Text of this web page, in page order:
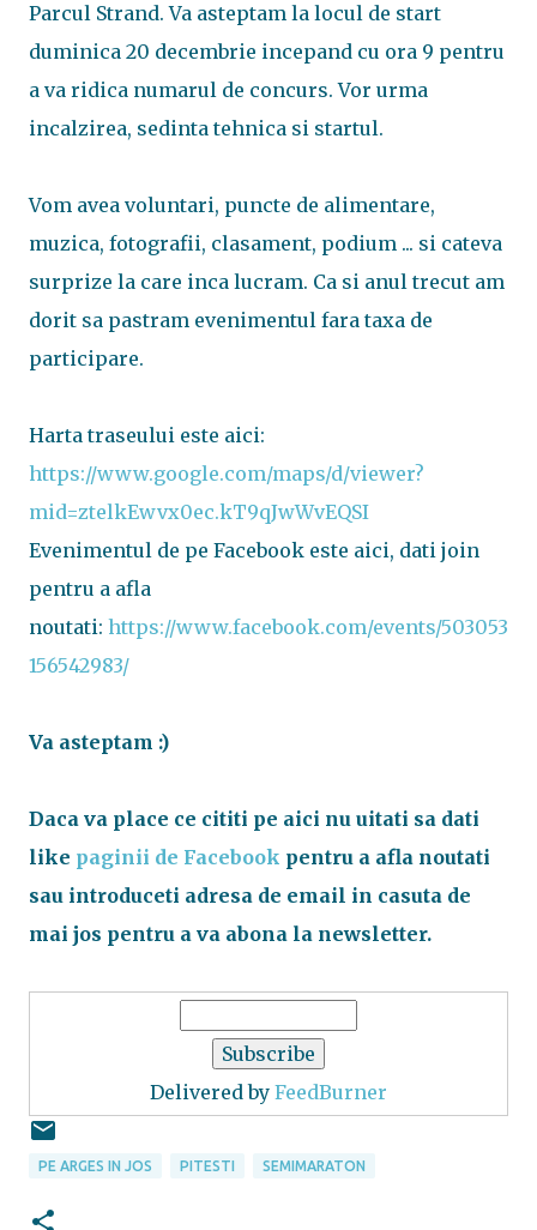
Parcul Strand. Va asteptam la locul de start
duminica 20 decembrie incepand cu ora 9 pentru
a va ridica numarul de concurs. Vor urma
incalzirea, sedinta tehnica si startul.
Vom avea voluntari, puncte de alimentare,
muzica, fotografii, clasament, podium ... si cateva
surprize la care inca lucram. Ca si anul trecut am
dorit sa pastram evenimentul fara taxa de
participare.
Harta traseului este aici:
https://www.google.com/maps/d/viewer?
mid=ztelkEwvx0ec.kT9qJwWvEQSI
Evenimentul de pe Facebook este aici, dati join
pentru a afla
noutati: https://www.facebook.com/events/503053
156542983/
Va asteptam :)
Daca va place ce cititi pe aici nu uitati sa dati
like paginii de Facebook pentru a afla noutati
sau introduceti adresa de email in casuta de
mai jos pentru a va abona la newsletter.
Delivered by FeedBurner
PE ARGES IN JOS PITESTI SEMIMARATON